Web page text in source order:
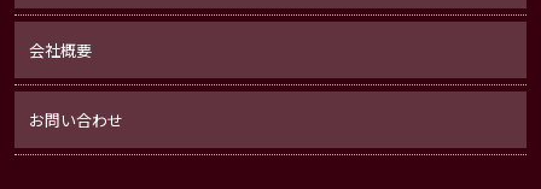
会社概要
お問い合わせ